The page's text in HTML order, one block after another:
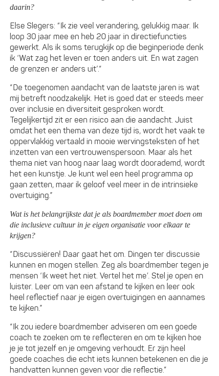
daarin?
Else Slegers: “Ik zie veel verandering, gelukkig maar. Ik
loop 30 jaar mee en heb 20 jaar in directiefuncties
gewerkt. Als ik soms terugkijk op die beginperiode denk
ik ‘Wat zag het leven er toen anders uit. En wat zagen
de grenzen er anders uit’.“
“De toegenomen aandacht van de laatste jaren is wat
mij betreft noodzakelijk. Het is goed dat er steeds meer
over inclusie en diversiteit gesproken wordt.
Tegelijkertijd zit er een risico aan die aandacht. Juist
omdat het een thema van deze tijd is, wordt het vaak te
oppervlakkig vertaald in mooie wervingsteksten of het
inzetten van een vertrouwenspersoon. Maar als het
thema niet van hoog naar laag wordt doorademd, wordt
het een kunstje. Je kunt wel een heel programma op
gaan zetten, maar ik geloof veel meer in de intrinsieke
overtuiging.”
Wat is het belangrijkste dat je als boardmember moet doen om
die inclusieve cultuur in je eigen organisatie voor elkaar te
krijgen?
“Discussiëren! Daar gaat het om. Dingen ter discussie
kunnen en mogen stellen. Zeg als boardmember tegen je
mensen ‘Ik weet het niet. Vertel het me’. Stel je open en
luister. Leer om van een afstand te kijken en leer ook
heel reflectief naar je eigen overtuigingen en aannames
te kijken.”
“Ik zou iedere boardmember adviseren om een goede
coach te zoeken om te reflecteren en om te kijken hoe
je je tot jezelf en je omgeving verhoudt. Er zijn heel
goede coaches die echt iets kunnen betekenen en die je
handvatten kunnen geven voor die reflectie.”